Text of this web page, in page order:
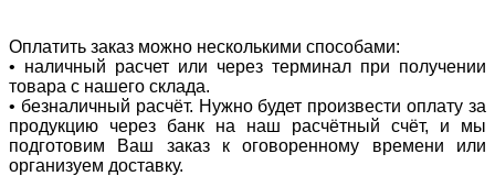
Оплатить заказ можно несколькими способами:
• наличный расчет или через терминал при получении
товара с нашего склада.
• безналичный расчёт. Нужно будет произвести оплату за
продукцию через банк на наш расчётный счёт, и мы
подготовим Ваш заказ к оговоренному времени или
организуем доставку.